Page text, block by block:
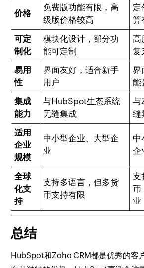
价格
免费版功能有限，高
级版价格较高
定
算
可定
制化
模块化设计，部分功
能可定制
高
复
易用
性
界面友好，适合新手
用户
界
能
集成
能力
与HubSpot生态系统
无缝集成
与
缝
适用
企业
规模
中小型企业、大型企
业
中
企
全球
化支
持
支持多语言，但多货
币支持有限
支
币
业
总结
HubSpot和Zoho CRM都是优秀的客